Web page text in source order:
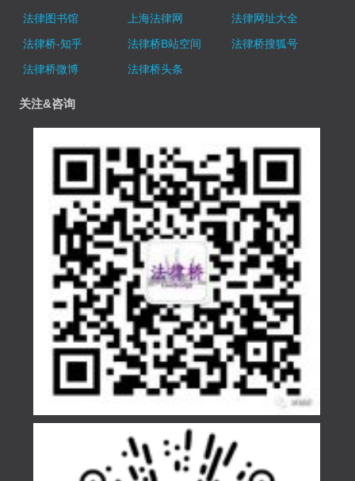
法律图书馆 上海法律网
法律网址大全
法律桥-知乎
法律桥B站空间
法律桥搜狐号
法律桥微博
法律桥头条
关注&咨询